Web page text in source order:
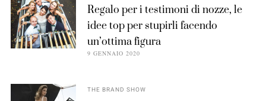
Regalo per i testimoni di nozze, le
idee top per stupirli facendo
un’ottima figura
9 GENNAIO 2020
THE BRAND SHOW